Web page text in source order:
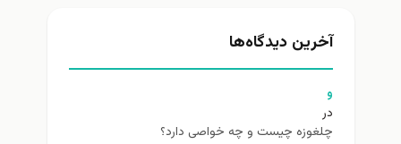
آخرین دیدگاه‌ها
و
در
چلغوزه چیست و چه خواصی دارد؟